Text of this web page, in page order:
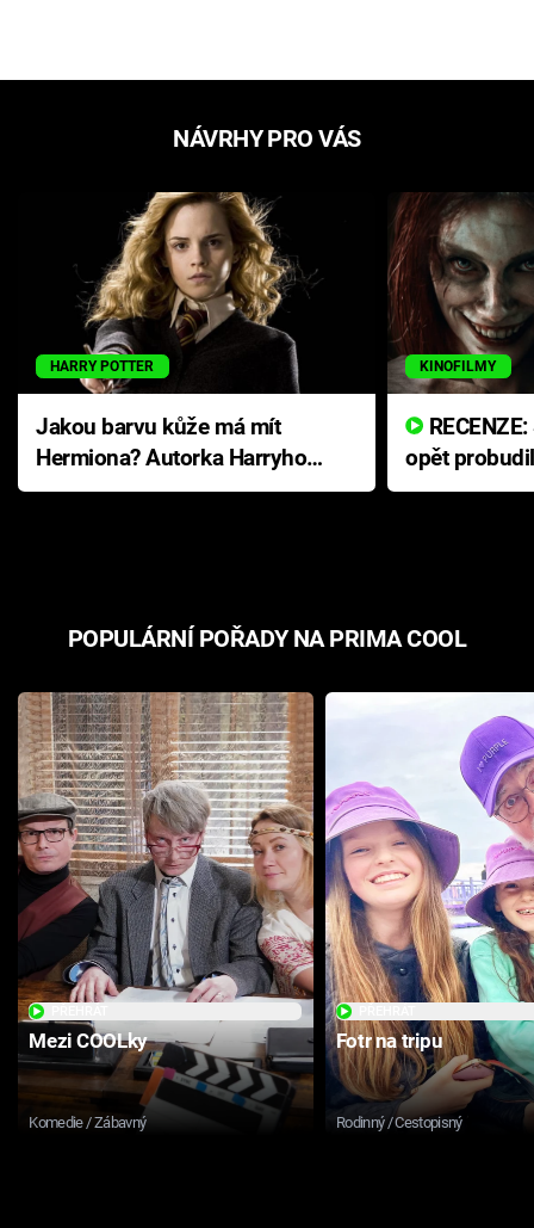
NÁVRHY PRO VÁS
HARRY POTTER
Jakou barvu kůže má mít
Hermiona? Autorka Harryho
Pottera přišla s ráznou
KINOFILMY
opět
přichází s
POPULÁRNÍ POŘADY NA PRIMA COOL
Mezi COOLky
Komedie / Zábavný
Fotr na tripu
Rodinný / Cestopisný